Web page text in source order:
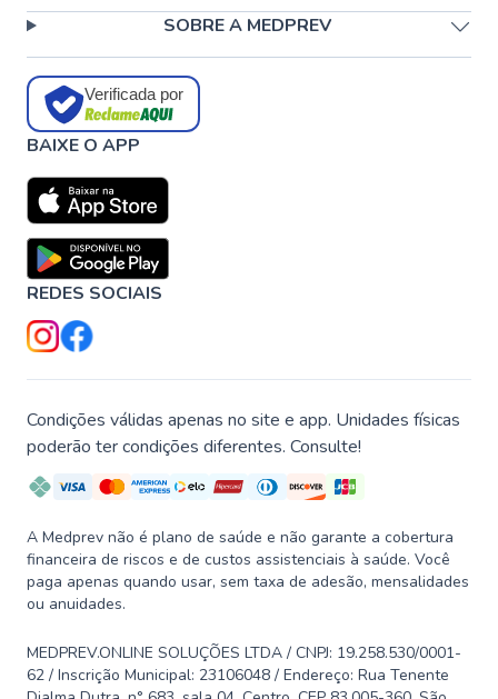
SOBRE A MEDPREV
Verificada por
BAIXE O APP
REDES SOCIAIS
Condições válidas apenas no site e app. Unidades físicas
poderão ter condições diferentes. Consulte!
A Medprev não é plano de saúde e não garante a cobertura
financeira de riscos e de custos assistenciais à saúde. Você
paga apenas quando usar, sem taxa de adesão, mensalidades
ou anuidades.
MEDPREV.ONLINE SOLUÇÕES LTDA / CNPJ: 19.258.530/0001-
62 / Inscrição Municipal: 23106048 / Endereço: Rua Tenente